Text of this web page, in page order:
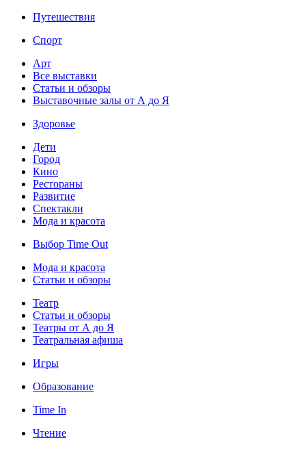
Путешествия
Спорт
Арт
Все выставки
Статьи и обзоры
Выставочные залы от А до Я
Здоровье
Дети
Город
Кино
Рестораны
Развитие
Спектакли
Мода и красота
Выбор Time Out
Мода и красота
Статьи и обзоры
Театр
Статьи и обзоры
Театры от А до Я
Театральная афиша
Игры
Образование
Time In
Чтение